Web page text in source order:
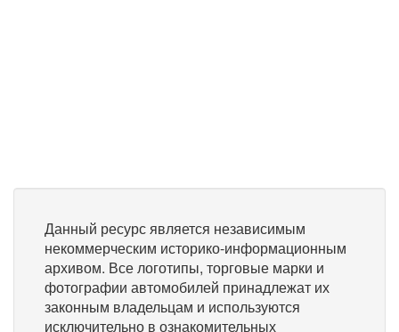
Данный ресурс является независимым
некоммерческим историко-информационным
архивом. Все логотипы, торговые марки и
фотографии автомобилей принадлежат их
законным владельцам и используются
исключительно в ознакомительных